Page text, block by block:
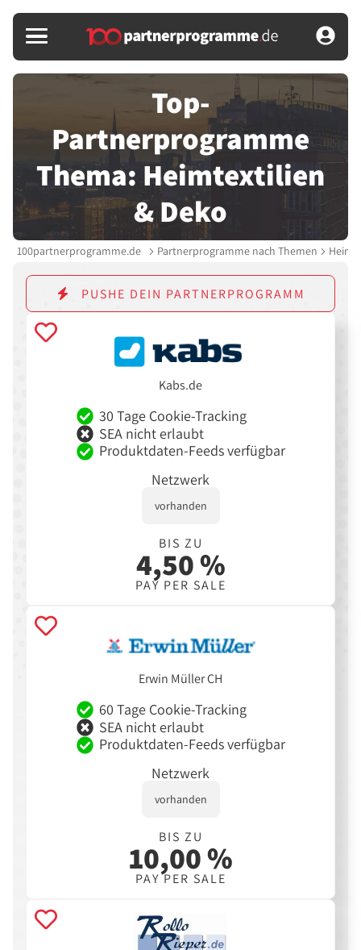
Top-
Partnerprogramme
Thema: Heimtextilien
& Deko
100partnerprogramme.de Partnerprogramme nach Themen
PUSHE DEIN PARTNERPROGRAMM
Kabs.de
30 Tage Cookie-Tracking
SEA nicht erlaubt
Produktdaten-Feeds verfügbar
Netzwerk
vorhanden
BIS ZU
4,50 %
PAY PER SALE
Erwin Müller CH
60 Tage Cookie-Tracking
SEA nicht erlaubt
Produktdaten-Feeds verfügbar
Netzwerk
vorhanden
BIS ZU
10,00 %
PAY PER SALE